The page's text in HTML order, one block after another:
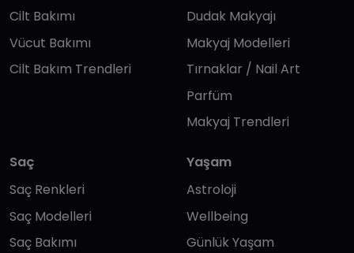
Cilt Bakımı
Vücut Bakımı
Cilt Bakım Trendleri
Dudak Makyajı
Makyaj Modelleri
Tırnaklar / Nail Art
Parfüm
Makyaj Trendleri
Saç
Saç Renkleri
Saç Modelleri
Saç Bakımı
Yaşam
Astroloji
Wellbeing
Günlük Yaşam